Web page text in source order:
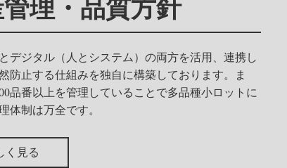
理・品質方針
デジタル（人とシステム）の両方を活用、連携し
防止する仕組みを独自に構築しております。ま
品番以上を管理していることで多品種小ロットに
体制は万全です。
く見る